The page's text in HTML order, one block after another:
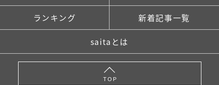
ランキング 新着記事一覧
saitaとは
TOP